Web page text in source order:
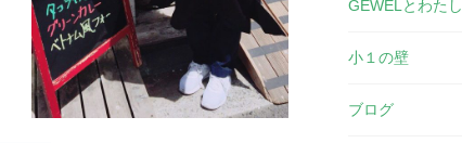
GEWELとわたし
小１の壁
ブログ